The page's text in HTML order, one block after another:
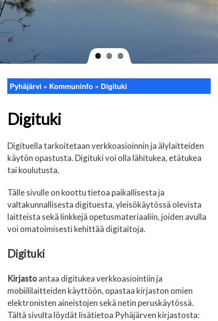
Länkstig
Pyhäjärvi Kommuninfo Digituki
Digituki
Digituella tarkoitetaan verkkoasioinnin ja älylaitteiden
käytön opastusta. Digituki voi olla lähitukea, etätukea
tai koulutusta.
Tälle sivulle on koottu tietoa paikallisesta ja
valtakunnallisesta digituesta, yleisökäytössä olevista
laitteista sekä linkkejä opetusmateriaaliin, joiden avulla
voi omatoimisesti kehittää digitaitoja.
Digituki
Kirjastoantaa digitukea verkkoasiointiin ja
mobiililaitteiden käyttöön, opastaa kirjaston omien
elektronisten aineistojen sekä netin peruskäytössä.
Tältä sivulta löydät lisätietoa Pyhäjärven kirjastosta: